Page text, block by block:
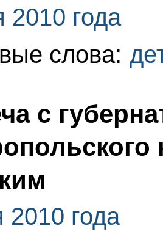
2010 года
слова:
с
2010 года